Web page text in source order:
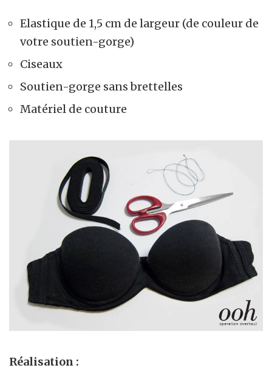
Elastique de 1,5 cm de largeur (de couleur de
votre soutien-gorge)
Ciseaux
Soutien-gorge sans brettelles
Matériel de couture
Réalisation :